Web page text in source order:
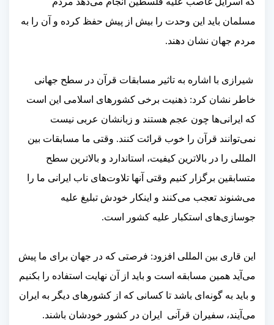
مسلمان باید این وحدت را بیش از پیش حفظ کرده و آن را به
مردم جهان نشان دهند.
شیرازی با اشاره به تاثیر مسابقات قرآن در سطح جهانی
خاطر نشان کرد: ذهنیت برخی کشورهای اسلامی این است
که ایرانی‌ها چون عجم هستند و زبانشان عربی نیست
نمی‌توانند قرآن را خوب قرائت کنند. وقتی ما مسابقات بین
المللی را در بالاترین کیفیت، استاندارد و بالاترین سطح
متسابقین برگزار کنیم وقتی آنها تلاوت‌های ناب ایرانی ما را
می‌شنوند تعجب می‌کنند و اینکار خودش تبلیغ علیه
جوسازی‌های استکبار علیه کشور است.
این قاری بین المللی افزود: فرصتی که در جهان برای ما پیش
می‌آید همین مسابقه است و باید از آن نهایت استفاده را بکنیم
و باید به گونه‌ای باشد تا کسانی که از کشورهای دیگر به ایران
می‌آیند، سفیران قرآنی ایران در کشور خودشان باشند.